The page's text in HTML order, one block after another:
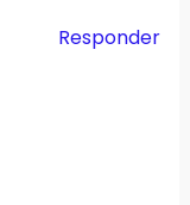
Responder